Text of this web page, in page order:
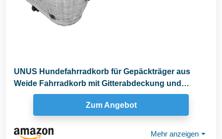
UNUS Hundefahrradkorb für Gepäckträger aus
Weide Fahrradkorb mit Gitterabdeckung und
Kissen, grau
Zum Angebot
Mehr anzeigen ⏷